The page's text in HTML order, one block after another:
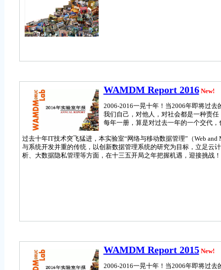
WAMDM Report 2016 New!
2006-2016一晃十年！当2006年即将过
我们自己，对他人，对社会都是一种责
每年一册，算是对过去一年的一个交代
过去十年IT技术突飞猛进，本实验室“网络与移动数据管理”（Web
与系统开发并重的传统，以创新数据管理系统的研究为目标，立足云
析、大数据隐私管理等方面，在十三五开局之年把握机遇，迎接挑战！
WAMDM Report 2015 New!
2006-2016一晃十年！当2006年即将过